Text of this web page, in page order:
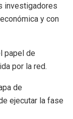
investigadores
y con
papel de
por la red.
de
ejecutar la fase